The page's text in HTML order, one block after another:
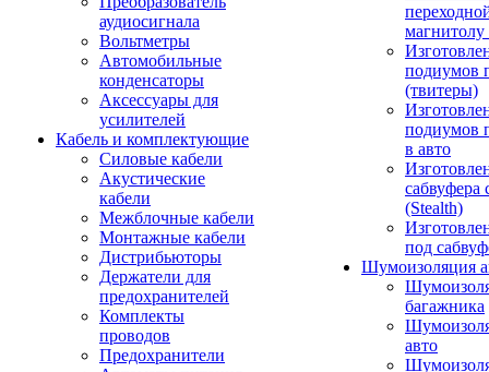
аудиосигнала
Вольтметры
Автомобильные
конденсаторы
Аксессуары для
усилителей
Кабель и комплектующие
Силовые кабели
Акустические
кабели
Межблочные кабели
Монтажные кабели
Дистрибьюторы
Держатели для
предохранителей
Комплекты
проводов
Предохранители
подиумов
(твитеры)
подиумов
в авто
сабвуфера
(Stealth)
под
Шумоизоляция
багажника
авто